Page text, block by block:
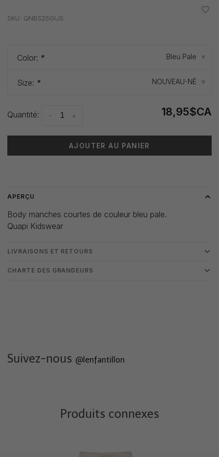
SKU: QNBS25GIJS
Color: * Bleu Pale ▾
Size: * NOUVEAU-NÉ ▾
Quantité: +
- 18,95$CA
AJOUTER AU PANIER
APERÇU
Body manches courtes de couleur bleu pale.
Quapi Kidswear
LIVRAISONS ET RETOURS
CHARTE DES GRANDEURS
Suivez-nous @lenfantillon
Produits connexes